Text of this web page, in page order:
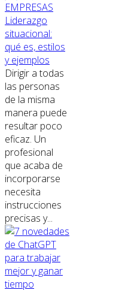
EMPRESAS
Liderazgo
situacional:
qué es, estilos
y ejemplos
Dirigir a todas
las personas
de la misma
manera puede
resultar poco
eficaz. Un
profesional
que acaba de
incorporarse
necesita
instrucciones
precisas y...